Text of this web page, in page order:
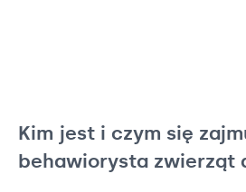
Kim jest i czym się
behawiorysta zwierząt